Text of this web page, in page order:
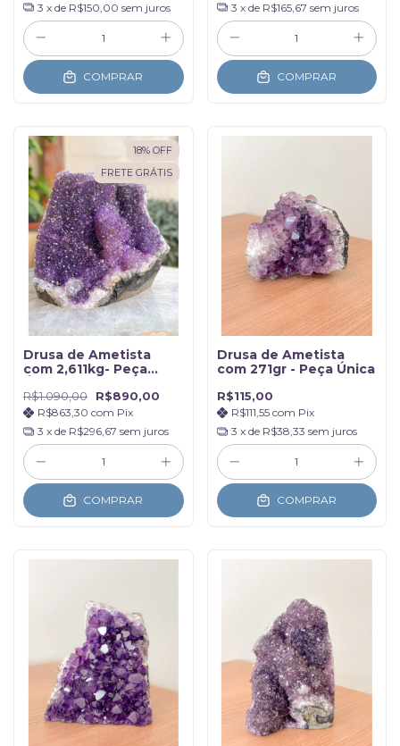
3 x de R$150,00 sem juros
COMPRAR
3 x de R$165,67 sem juros
COMPRAR
18% OFF
FRETE GRÁTIS
Drusa de Ametista
com 2,611kg- Peça
R$1.090,00 R$890,00
R$863,30 com Pix
3 x de R$296,67 sem juros
COMPRAR
Drusa de Ametista
com 271gr - Peça Única
R$115,00
R$111,55 com Pix
3 x de R$38,33 sem juros
COMPRAR